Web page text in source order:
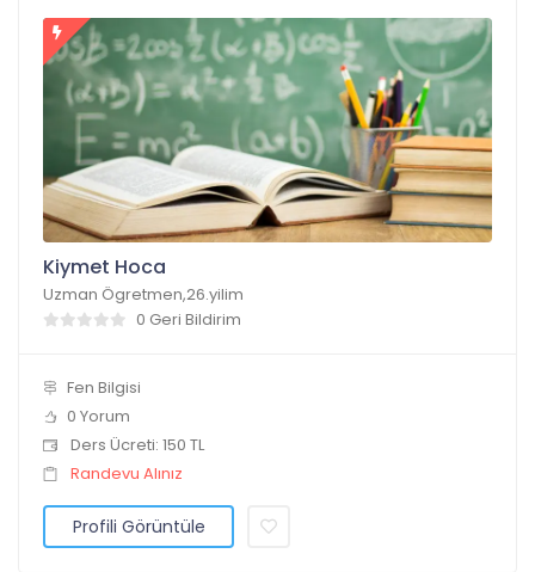
Kiymet Hoca
Uzman Ögretmen,26.yilim
0 Geri Bildirim
Fen Bilgisi
0 Yorum
Ders Ücreti: 150 TL
Randevu Alınız
Profili Görüntüle